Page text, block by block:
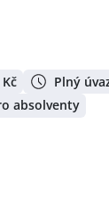
Plný
absolventy